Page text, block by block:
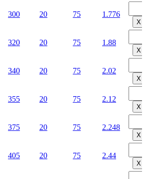
300 20 75 1.776
Х
320 20 75 1.88
Х
340 20 75 2.02
Х
355 20 75 2.12
Х
375 20 75 2.248
Х
405 20 75 2.44
Х